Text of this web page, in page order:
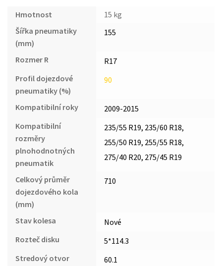
Hmotnost
15 kg
Šířka pneumatiky
(mm)
155
Rozmer R
R17
Profil dojezdové
pneumatiky (%)
90
Kompatibilní roky
2009-2015
Kompatibilní
rozměry
plnohodnotných
pneumatik
235/55 R19, 235/60 R18,
255/50 R19, 255/55 R18,
275/40 R20, 275/45 R19
Celkový průměr
dojezdového kola
(mm)
710
Stav kolesa
Nové
Rozteč disku
5*114.3
Stredový otvor
60.1